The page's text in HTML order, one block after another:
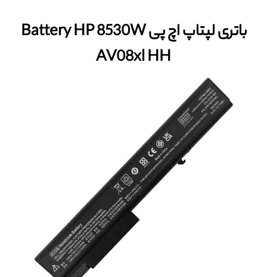
باتری لپتاپ اچ پی Battery HP 8530W
AV08xl HH